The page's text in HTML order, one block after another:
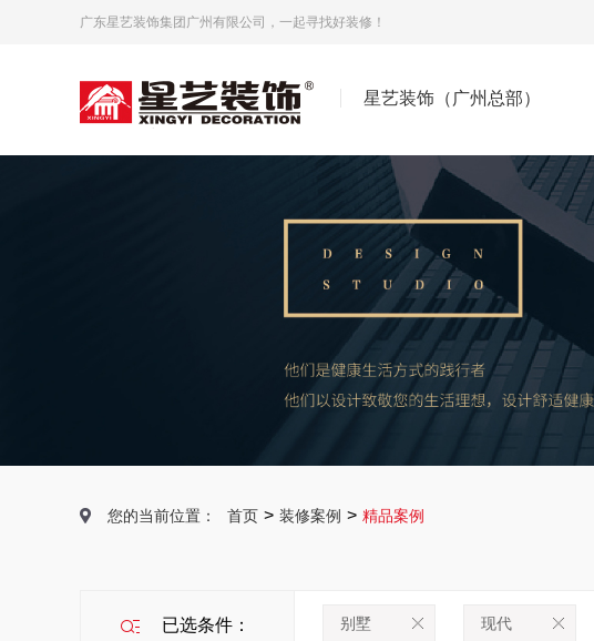
广东星艺装饰集团广州有限公司，一起寻找好装修！
星艺装饰（广州总部）
您的当前位置： 首页 > 装修案例 > 精品案例
已选条件： 别墅 现代